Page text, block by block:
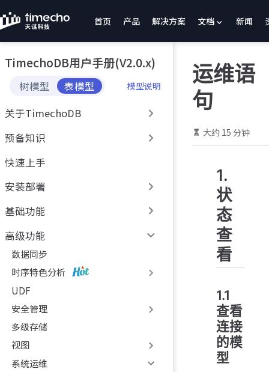
跳
至
主
內
首页 产品 解决方案 文档 新闻
TimechoDB用户手册(V2.0.x)
树模型 表模型 模型说明
关于TimechoDB
预备知识
快速上手
安装部署
基础功能
高级功能
数据同步
时序特色分析
UDF
安全管理
多级存储
视图
系统运维
运维语
句
大约 15 分钟
1.
状
态
查
看
1.1
查看
连接
的模
型